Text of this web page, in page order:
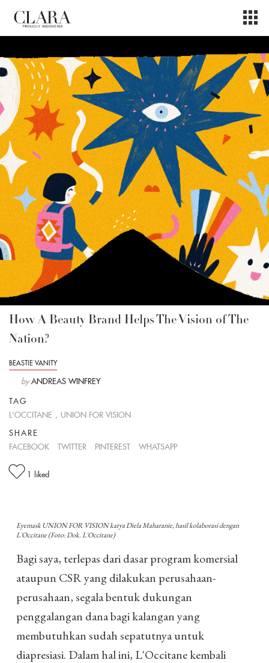
How A Beauty Brand Helps The Vision of The
Nation?
BEASTIE VANITY
by ANDREAS WINFREY
TAG
L'OCCITANE , UNION FOR VISION
SHARE
FACEBOOK
TWITTER PINTEREST WHATSAPP
1 liked
Eyemask UNION FOR VISION karya Diela Maharanie, hasil kolaborasi dengan
L'Occitane (Foto: Dok. L'Occitane)
Bagi saya, terlepas dari dasar program komersial
ataupun CSR yang dilakukan perusahaan-
perusahaan, segala bentuk dukungan
penggalangan dana bagi kalangan yang
membutuhkan sudah sepatutnya untuk
diapresiasi. Dalam hal ini, L'Occitane kembali